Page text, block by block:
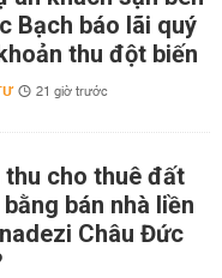
Bạch báo lãi quý
thu đột biến
21 giờ trước
thu cho thuê đất
bán nhà liền
Châu Đức